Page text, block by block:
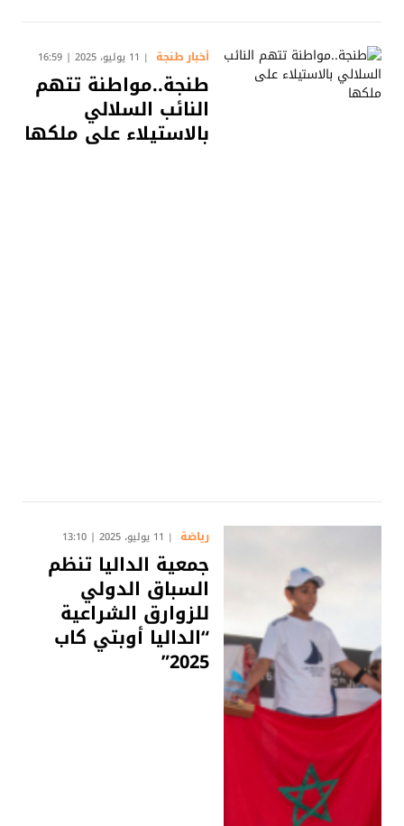
أخبار طنجة 11 يوليو، 2025 | 16:59
طنجة..مواطنة تتهم
النائب السلالي
بالاستيلاء على ملكها
رياضة 11 يوليو، 2025 | 13:10
جمعية الداليا تنظم
السباق الدولي
للزوارق الشراعية
“الداليا أوبتي كاب
2025”